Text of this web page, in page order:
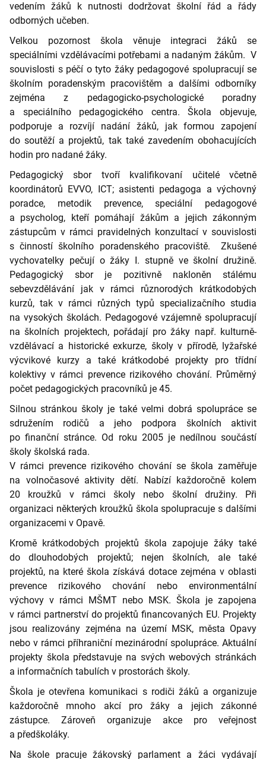
vedením žáků k nutnosti dodržovat školní řád a řády
odborných učeben.
Velkou pozornost škola věnuje integraci žáků se
speciálními vzdělávacími potřebami a nadaným žákům. V
souvislosti s péčí o tyto žáky pedagogové spolupracují se
školním poradenským pracovištěm a dalšími odborníky
zejména z pedagogicko-psychologické poradny
a speciálního pedagogického centra. Škola objevuje,
podporuje a rozvíjí nadání žáků, jak formou zapojení
do soutěží a projektů, tak také zavedením obohacujících
hodin pro nadané žáky.
Pedagogický sbor tvoří kvalifikovaní učitelé včetně
koordinátorů EVVO, ICT; asistenti pedagoga a výchovný
poradce, metodik prevence, speciální pedagogové
a psycholog, kteří pomáhají žákům a jejich zákonným
zástupcům v rámci pravidelných konzultací v souvislosti
s činností školního poradenského pracoviště. Zkušené
vychovatelky pečují o žáky I. stupně ve školní družině.
Pedagogický sbor je pozitivně nakloněn stálému
sebevzdělávání jak v rámci různorodých krátkodobých
kurzů, tak v rámci různých typů specializačního studia
na vysokých školách. Pedagogové vzájemně spolupracují
na školních projektech, pořádají pro žáky např. kulturně-
vzdělávací a historické exkurze, školy v přírodě, lyžařské
výcvikové kurzy a také krátkodobé projekty pro třídní
kolektivy v rámci prevence rizikového chování. Průměrný
počet pedagogických pracovníků je 45.
Silnou stránkou školy je také velmi dobrá spolupráce se
sdružením rodičů a jeho podpora školních aktivit
po finanční stránce. Od roku 2005 je nedílnou součástí
školy školská rada.
V rámci prevence rizikového chování se škola zaměřuje
na volnočasové aktivity dětí. Nabízí každoročně kolem
20 kroužků v rámci školy nebo školní družiny. Při
organizaci některých kroužků škola spolupracuje s dalšími
organizacemi v Opavě.
Kromě krátkodobých projektů škola zapojuje žáky také
do dlouhodobých projektů; nejen školních, ale také
projektů, na které škola získává dotace zejména v oblasti
prevence rizikového chování nebo environmentální
výchovy v rámci MŠMT nebo MSK. Škola je zapojena
v rámci partnerství do projektů financovaných EU. Projekty
jsou realizovány zejména na území MSK, města Opavy
nebo v rámci příhraniční mezinárodní spolupráce. Aktuální
projekty škola představuje na svých webových stránkách
a informačních tabulích v prostorách školy.
Škola je otevřena komunikaci s rodiči žáků a organizuje
každoročně mnoho akcí pro žáky a jejich zákonné
zástupce. Zároveň organizuje akce pro veřejnost
a předškoláky.
Na škole pracuje žákovský parlament a žáci vydávají